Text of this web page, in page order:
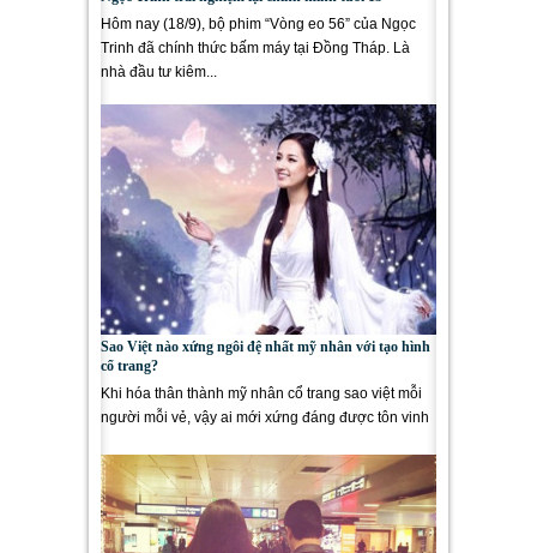
Hôm nay (18/9), bộ phim “Vòng eo 56” của Ngọc
Trinh đã chính thức bấm máy tại Đồng Tháp. Là
nhà đầu tư kiêm...
Sao Việt nào xứng ngôi đệ nhất mỹ nhân với tạo hình
cổ trang?
Khi hóa thân thành mỹ nhân cổ trang sao việt mỗi
người mỗi vẻ, vậy ai mới xứng đáng được tôn vinh